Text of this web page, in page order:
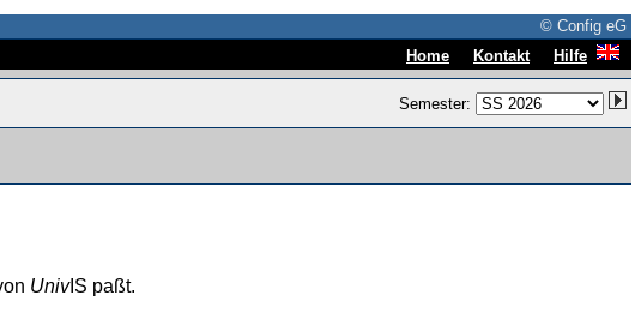
© Config eG
Home Kontakt Hilfe
Semester:
UnivIS paßt.